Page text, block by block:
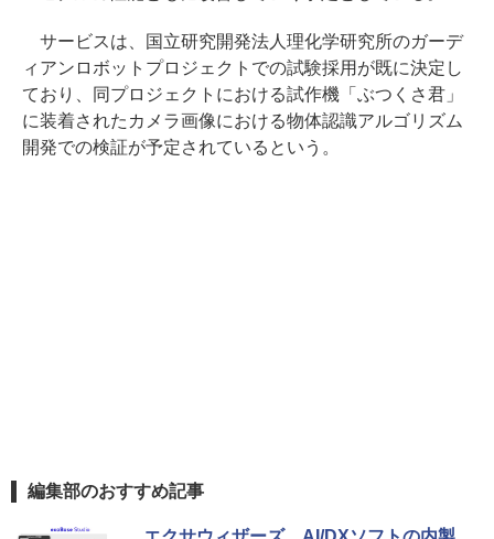
サービスは、国立研究開発法人理化学研究所のガーデ
ィアンロボットプロジェクトでの試験採用が既に決定し
ており、同プロジェクトにおける試作機「ぶつくさ君」
に装着されたカメラ画像における物体認識アルゴリズム
開発での検証が予定されているという。
編集部のおすすめ記事